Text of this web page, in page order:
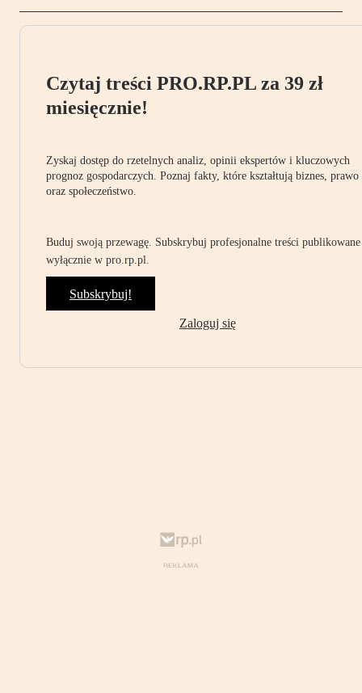
Czytaj treści PRO.RP.PL za 39 zł
miesięcznie!
Zyskaj dostęp do rzetelnych analiz, opinii ekspertów i kluczowych
prognoz gospodarczych. Poznaj fakty, które kształtują biznes, prawo
oraz społeczeństwo.
Buduj swoją przewagę. Subskrybuj profesjonalne treści publikowane
wyłącznie w pro.rp.pl.
Subskrybuj!
Zaloguj się